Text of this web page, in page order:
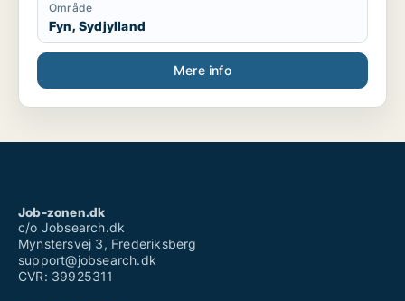
Område
Fyn, Sydjylland
Mere info
Job-zonen.dk
c/o Jobsearch.dk
Mynstersvej 3, Frederiksberg
support@jobsearch.dk
CVR: 39925311